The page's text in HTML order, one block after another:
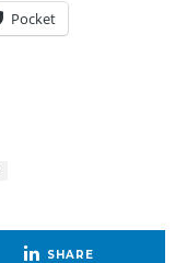
Pocket
SHARE